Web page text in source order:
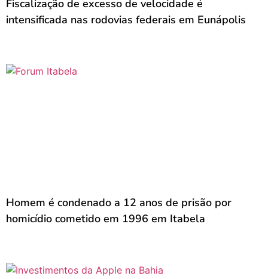
Fiscalização de excesso de velocidade é
intensificada nas rodovias federais em Eunápolis
Homem é condenado a 12 anos de prisão por
homicídio cometido em 1996 em Itabela